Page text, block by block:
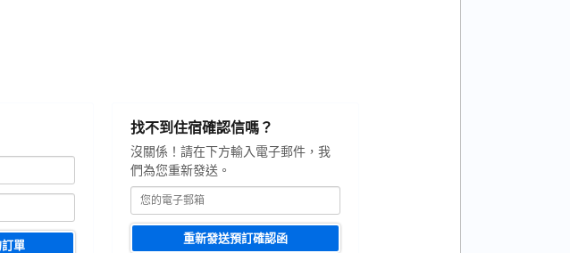
單
找不到住宿確認信嗎？
沒關係！請在下方輸入電子郵件，我
們為您重新發送。
重新發送預訂確認函